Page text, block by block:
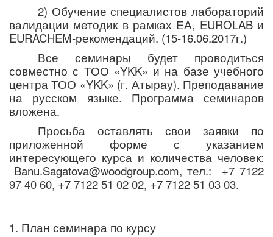
2) Обучение специалистов лабораторий
валидации методик в рамках ЕА, EUROLAB и
EURACHEM-рекомендаций. (15-16.06.2017г.)
Все семинары будет проводиться
совместно с ТОО «YKK» и на базе учебного
центра ТОО «YKK» (г. Атырау). Преподавание
на русском языке. Программа семинаров
вложена.
Просьба оставлять свои заявки по
приложенной форме с указанием
интересующего курса и количества человек:
Banu.Sagatova@woodgroup.com,тел.:
+7 7122
97 40 60, +7 7122 51 02 02, +7 7122 51 03 03.
1. План семинара по курсу